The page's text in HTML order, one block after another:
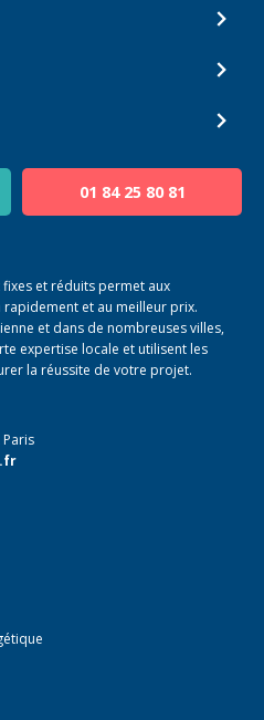
01 84 25 80 81
fixes et réduits permet aux
et au meilleur prix.
et dans de nombreuses villes,
expertise locale et utilisent les
la réussite de votre projet.